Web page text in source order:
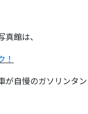
館は、
！
が自慢のガソリンタ